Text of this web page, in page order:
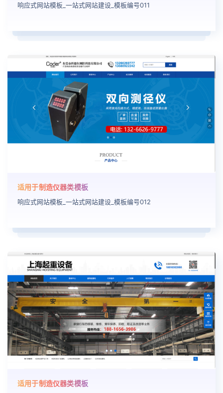
响应式网站模板_一站式网站建设_模板编号011
适用于制造仪器类模板
响应式网站模板_一站式网站建设_模板编号012
适用于制造仪器类模板